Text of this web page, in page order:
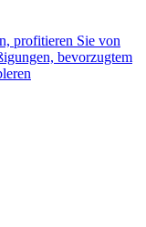
profitieren Sie von
bevorzugtem